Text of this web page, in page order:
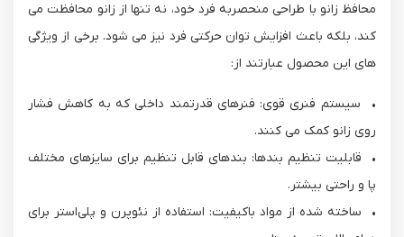
محافظ زانو با طراحی منحصر‌به فرد خود، نه تنها از زانو محافظت می
کند، بلکه باعث افزایش توان حرکتی فرد نیز می شود. برخی از ویژگی
های این محصول عبارتند از:
• سیستم فنری قوی: فنرهای قدرتمند داخلی که به کاهش فشار
روی زانو کمک می کنند.
• قابلیت تنظیم بندها: بندهای قابل تنظیم برای سایزهای مختلف
پا و راحتی بیشتر.
• ساخته شده از مواد باکیفیت: استفاده از نئوپرن و پلی‌استر برای